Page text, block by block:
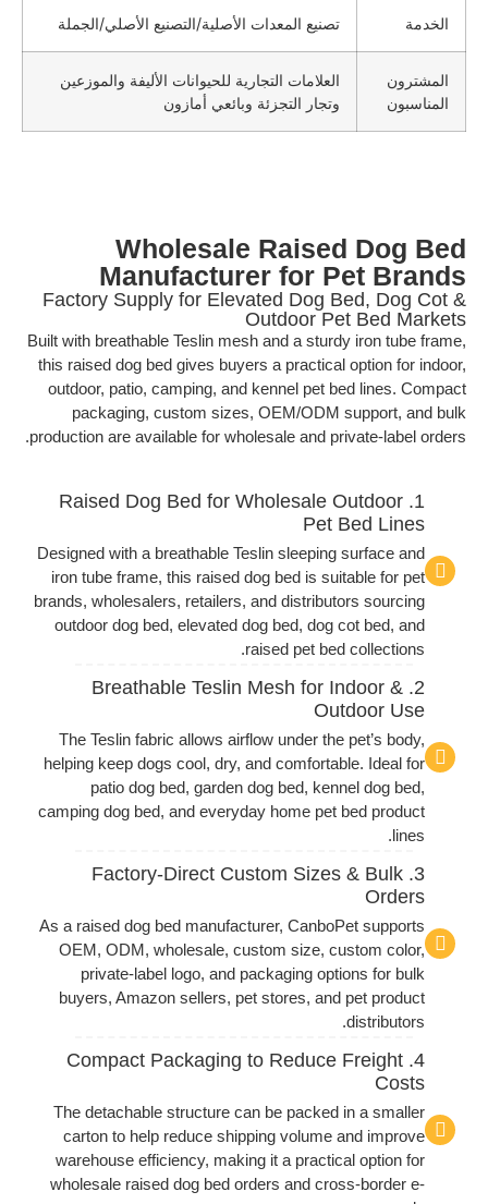
الخدمة تصنيع المعدات الأصلية/التصنيع الأصلي/الجملة
المشترون
المناسبون
العلامات التجارية للحيوانات الأليفة والموزعين
وتجار التجزئة وبائعي أمازون
Wholesale Raised Dog Bed
Manufacturer for Pet Brands
Factory Supply for Elevated Dog Bed, Dog Cot &
Outdoor Pet Bed Markets
Built with breathable Teslin mesh and a sturdy iron tube frame,
this raised dog bed gives buyers a practical option for indoor,
outdoor, patio, camping, and kennel pet bed lines. Compact
packaging, custom sizes, OEM/ODM support, and bulk
production are available for wholesale and private-label orders.
1. Raised Dog Bed for Wholesale Outdoor
Pet Bed Lines
Designed with a breathable Teslin sleeping surface and
iron tube frame, this raised dog bed is suitable for pet
brands, wholesalers, retailers, and distributors sourcing
outdoor dog bed, elevated dog bed, dog cot bed, and
raised pet bed collections.
2. Breathable Teslin Mesh for Indoor &
Outdoor Use
The Teslin fabric allows airflow under the pet’s body,
helping keep dogs cool, dry, and comfortable. Ideal for
patio dog bed, garden dog bed, kennel dog bed,
camping dog bed, and everyday home pet bed product
lines.
3. Factory-Direct Custom Sizes & Bulk
Orders
As a raised dog bed manufacturer, CanboPet supports
OEM, ODM, wholesale, custom size, custom color,
private-label logo, and packaging options for bulk
buyers, Amazon sellers, pet stores, and pet product
distributors.
4. Compact Packaging to Reduce Freight
Costs
The detachable structure can be packed in a smaller
carton to help reduce shipping volume and improve
warehouse efficiency, making it a practical option for
wholesale raised dog bed orders and cross-border e-